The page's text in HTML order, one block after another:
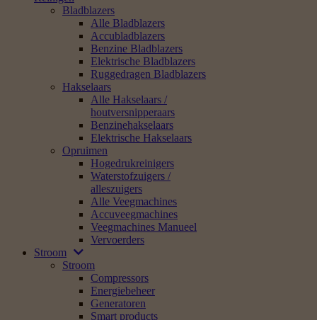
MultiSysteem
iMOW® robotmaaiers
Grasmaaiers / mulchmaaiers
Zitmaaiers
Verticuteermachines /
gazonbeluchters
Hakselaars / houtversnipperaars
Tuinfrezen / grondfrezen
Hogedrukreinigers
Alleszuigers / waterstofzuigers
Steenketttingzagen /
betonketttingzagen
Doorslijpers / bandenzagen
Grondboren
Snoeischaren / takkenscharen
/ takkenzagen / snoeizagen
Verbruiksgoederen
Brandstoffen / oliën /
smeermiddelen /
Motorolie / kettingzaagolie
Jerrycans / vulsystemen
Schoonmaakmiddelen /
onderhoudsmiddelen